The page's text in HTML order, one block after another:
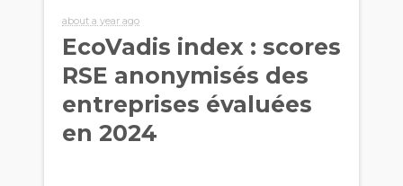
about a year ago
EcoVadis index : scores
RSE anonymisés des
entreprises évaluées
en 2024